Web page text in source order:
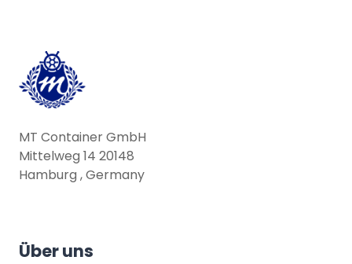
MT Container GmbH
Mittelweg 14 20148
Hamburg , Germany
Über uns